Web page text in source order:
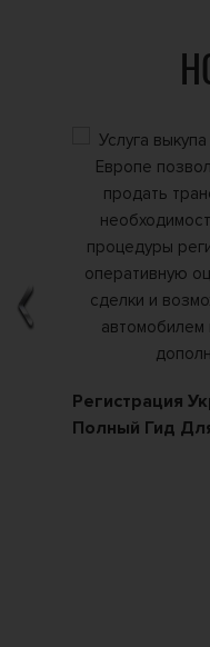
Регистрация
Полный Гид